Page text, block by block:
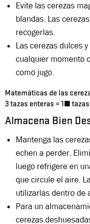
Evite las cerezas
blandas. Las
recogerlas.
Las cerezas dulces
cualquier momento
como jugo.
Matemáticas de las
3 tazas enteras = 1½
Almacena Bien
Mantenga las
echen a perder.
luego refrigere en
que circule el aire.
utilizarlas dentro de
Para un
cerezas